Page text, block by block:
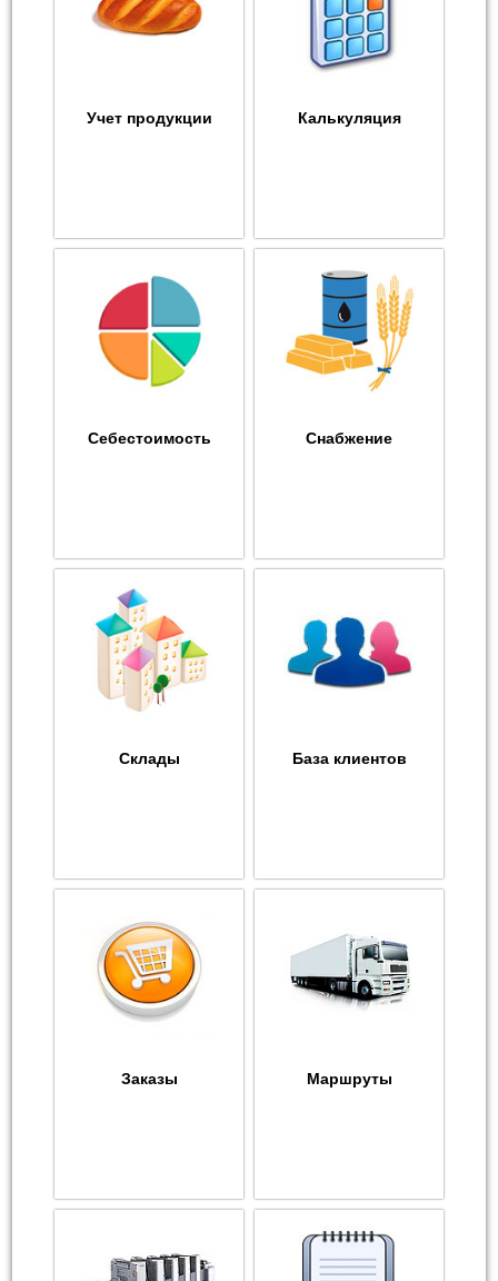
Учет продукции Калькуляция
Себестоимость Снабжение
Склады База клиентов
Заказы Маршруты